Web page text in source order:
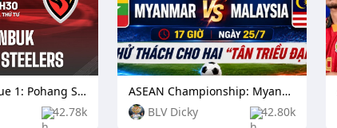
42.78k
Korean K League 1: Pohang Steelers vs Daejeon Citizen
BLV Dicky 42.80k
ASEAN Championship: Myanmar vs Malaysia